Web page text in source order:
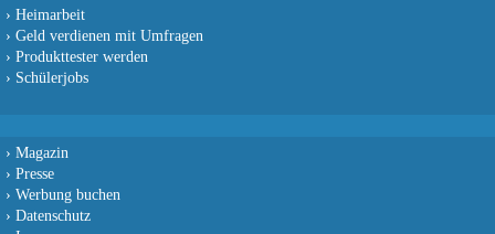
› Heimarbeit
› Geld verdienen mit Umfragen
› Produkttester werden
› Schülerjobs
› Magazin
› Presse
› Werbung buchen
› Datenschutz